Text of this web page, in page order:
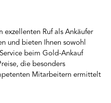
exzellenten Ruf als Ankäufer
und bieten Ihnen sowohl
beim Gold-Ankauf
die besonders
Mitarbeitern ermittelt